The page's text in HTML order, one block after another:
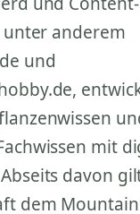
anderem
und
mit
davon
dem